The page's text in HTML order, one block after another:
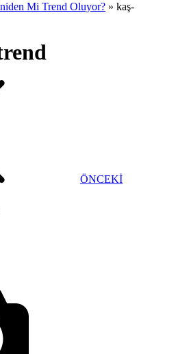
Mi Trend Oluyor? » kaş-
ÖNCEKİ